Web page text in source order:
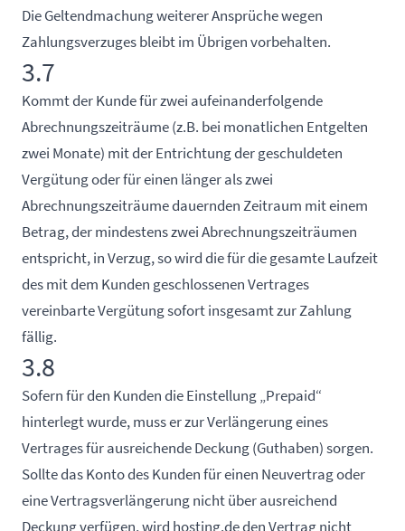
Die Geltendmachung weiterer Ansprüche wegen
Zahlungsverzuges bleibt im Übrigen vorbehalten.
3.7
Kommt der Kunde für zwei aufeinanderfolgende
Abrechnungszeiträume (z.B. bei monatlichen Entgelten
zwei Monate) mit der Entrichtung der geschuldeten
Vergütung oder für einen länger als zwei
Abrechnungszeiträume dauernden Zeitraum mit einem
Betrag, der mindestens zwei Abrechnungszeiträumen
entspricht, in Verzug, so wird die für die gesamte Laufzeit
des mit dem Kunden geschlossenen Vertrages
vereinbarte Vergütung sofort insgesamt zur Zahlung
fällig.
3.8
Sofern für den Kunden die Einstellung „Prepaid“
hinterlegt wurde, muss er zur Verlängerung eines
Vertrages für ausreichende Deckung (Guthaben) sorgen.
Sollte das Konto des Kunden für einen Neuvertrag oder
eine Vertragsverlängerung nicht über ausreichend
Deckung verfügen, wird hosting.de den Vertrag nicht